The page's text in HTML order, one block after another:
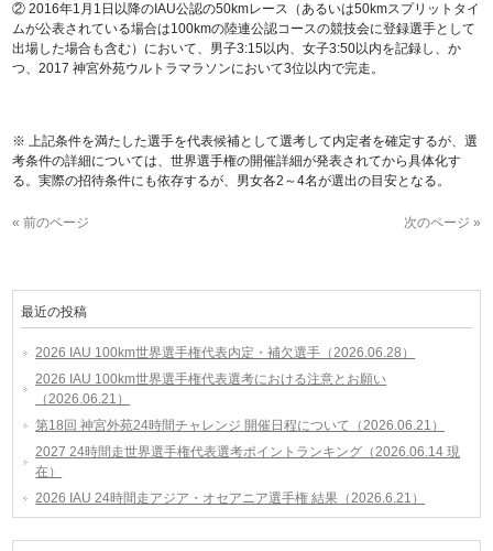
② 2016年1月1日以降のIAU公認の50kmレース（あるいは50kmスプリットタイ
ムが公表されている場合は100kmの陸連公認コースの競技会に登録選手として
出場した場合も含む）において、男子3:15以内、女子3:50以内を記録し、か
つ、2017 神宮外苑ウルトラマラソンにおいて3位以内で完走。
※ 上記条件を満たした選手を代表候補として選考して内定者を確定するが、選
考条件の詳細については、世界選手権の開催詳細が発表されてから具体化す
る。実際の招待条件にも依存するが、男女各2～4名が選出の目安となる。
« 前のページ 次のページ »
最近の投稿
2026 IAU 100km世界選手権代表内定・補欠選手（2026.06.28）
2026 IAU 100km世界選手権代表選考における注意とお願い
（2026.06.21）
第18回 神宮外苑24時間チャレンジ 開催日程について（2026.06.21）
2027 24時間走世界選手権代表選考ポイントランキング（2026.06.14 現
在）
2026 IAU 24時間走アジア・オセアニア選手権 結果（2026.6.21）